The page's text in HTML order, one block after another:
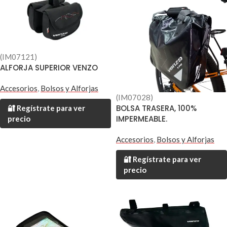
(IM07121)
ALFORJA SUPERIOR VENZO
Accesorios, Bolsos y Alforjas
🔐 Regístrate para ver
precio
(IM07028)
BOLSA TRASERA, 100%
IMPERMEABLE.
Accesorios, Bolsos y Alforjas
🔐 Regístrate para ver
precio